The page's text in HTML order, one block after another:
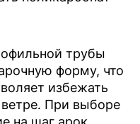
трубы
форму, что
избежать
При выборе